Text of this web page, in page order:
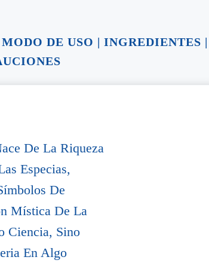
MODO DE USO | INGREDIENTES |
De La Riqueza
Especias,
De
Mística De La
Ciencia, Sino
En Algo